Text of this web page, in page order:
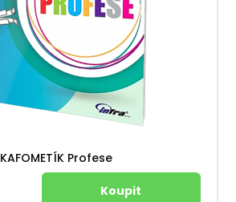
KAFOMETÍK Profese